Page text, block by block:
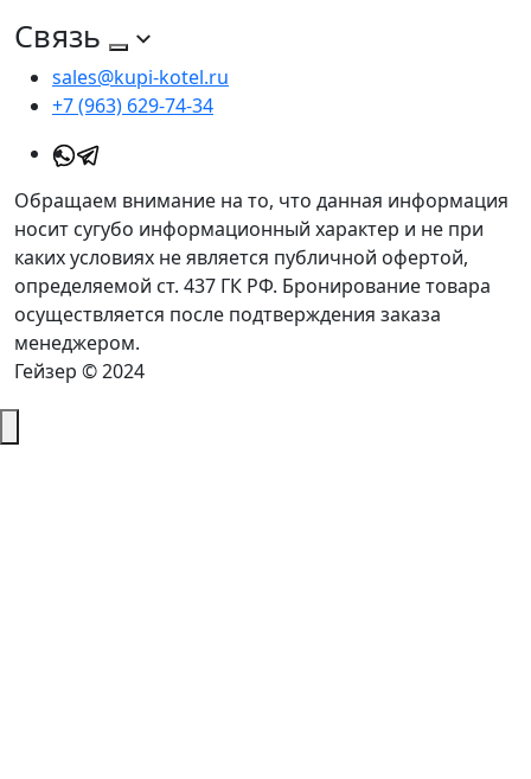
Связь
sales@kupi-kotel.ru
+7 (963) 629-74-34
Обращаем внимание на то, что данная информация
носит сугубо информационный характер и не при
каких условиях не является публичной офертой,
определяемой ст. 437 ГК РФ. Бронирование товара
осуществляется после подтверждения заказа
менеджером.
Гейзер © 2024